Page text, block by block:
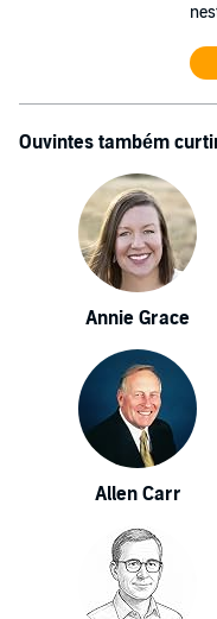
Ouvintes também
Annie Grace
Allen Carr